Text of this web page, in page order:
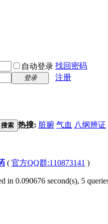
自动登录 找回密码
登录
注册
搜索 热搜: 脏腑 气血 八纲辨证
( 官方QQ群:110873141 )
in 0.090676 second(s), 5